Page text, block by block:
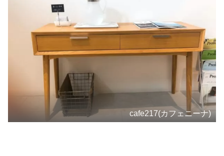
cafe217(カフェニーナ)